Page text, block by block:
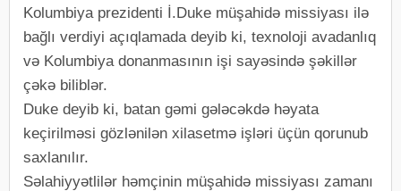
Kolumbiya prezidenti İ.Duke müşahidə missiyası ilə
bağlı verdiyi açıqlamada deyib ki, texnoloji avadanlıq
və Kolumbiya donanmasının işi sayəsində şəkillər
çəkə biliblər.
Duke deyib ki, batan gəmi gələcəkdə həyata
keçirilməsi gözlənilən xilasetmə işləri üçün qorunub
saxlanılır.
Səlahiyyətlilər həmçinin müşahidə missiyası zamanı